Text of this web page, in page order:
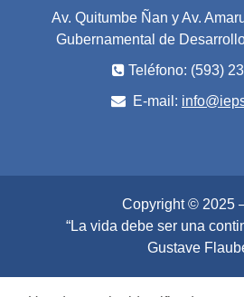
Av. Quitumbe Ñan y Av.
Gubernamental de
Teléfono: (593)
E-mail:
Copyright © 2025
“La vida debe ser una
Gustave